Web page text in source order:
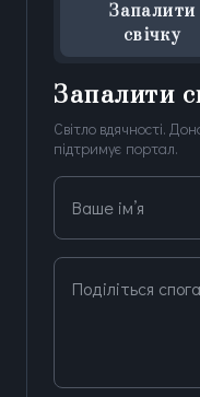
Запалити
свічку
Запалити
Світло вдячності.
підтримує портал.
Ваше ім’я
Поділіться